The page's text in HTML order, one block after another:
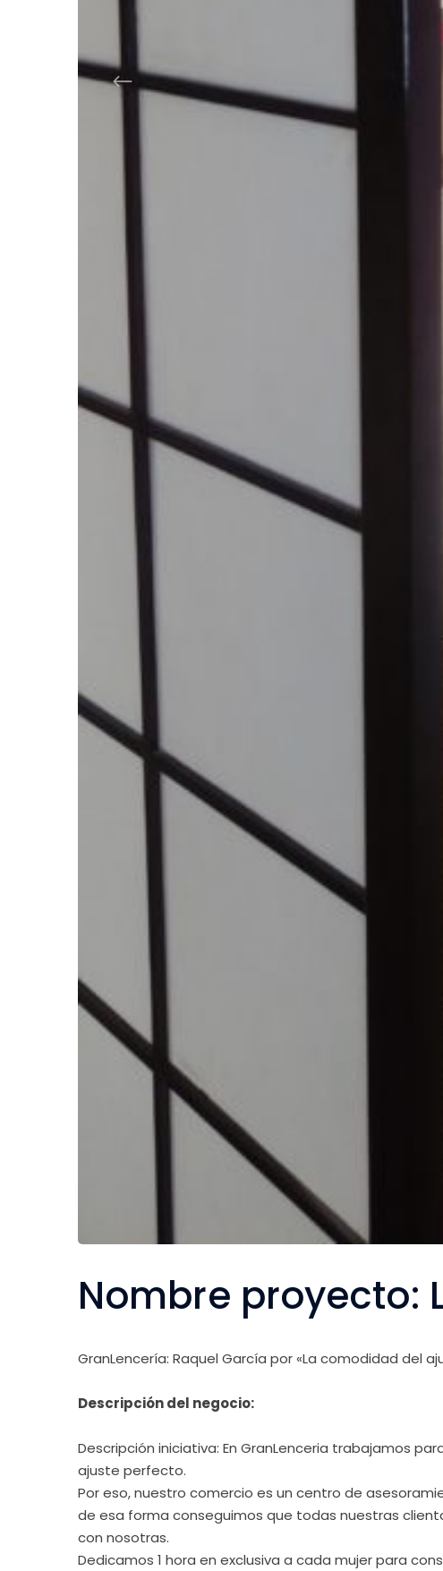
Nombre proyecto:
GranLencería: Raquel García por «La comodidad del
Descripción del negocio:
Descripción iniciativa: En GranLenceria trabajamos
ajuste perfecto.
Por eso, nuestro comercio es un centro de
de esa forma conseguimos que todas nuestras
con nosotras.
Dedicamos 1 hora en exclusiva a cada mujer para